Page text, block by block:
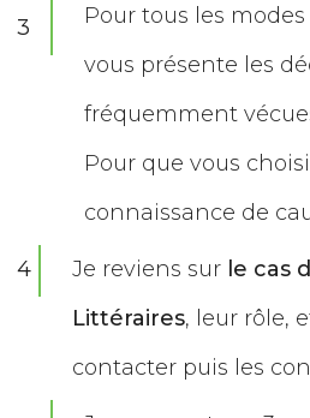
3
Pour tous les
vous présente les
fréquemment
Pour que vous
connaissance de
4 Je reviens sur le cas
Littéraires, leur rôle,
contacter puis les